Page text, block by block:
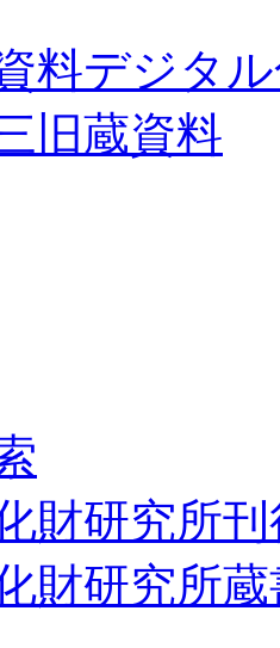
料デジタ
旧蔵資料
財研究所
財研究所